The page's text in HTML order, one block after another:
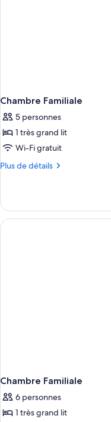
Chambre Familiale
5 personnes
1 très grand lit
Wi-Fi gratuit
Plus de détails
Plus
le
type
de
Chambre Familiale
6 personnes
1 très grand lit